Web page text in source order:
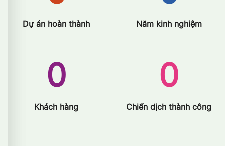
Dự án hoàn thành Năm kinh nghiệm
0
Khách hàng
0
Chiến dịch thành công